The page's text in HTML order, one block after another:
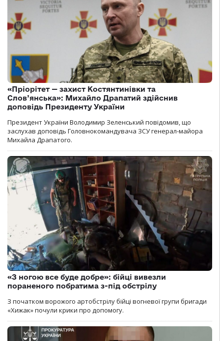
«Пріорітет — захист Костянтинівки та
Слов’янська»: Михайло Драпатий здійснив
доповідь Президенту України
Президент України Володимир Зеленський повідомив, що
заслухав доповідь Головнокомандувача ЗСУ генерал-майора
Михайла Драпатого.
«З ногою все буде добре»: бійці вивезли
пораненого побратима з-під обстрілу
З початком ворожого артобстрілу бійці вогневої групи бригади
«Хижак» почули крики про допомогу.